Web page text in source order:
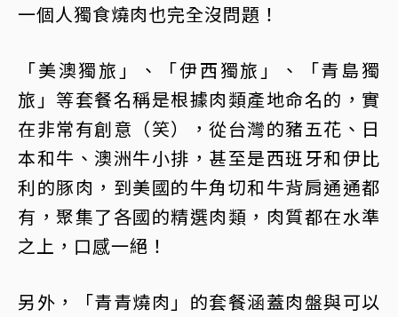
一個人獨食燒肉也完全沒問題！
「美澳獨旅」、「伊西獨旅」、「青島獨
旅」等套餐名稱是根據肉類產地命名的，實
在非常有創意（笑），從台灣的豬五花、日
本和牛、澳洲牛小排，甚至是西班牙和伊比
利的豚肉，到美國的牛角切和牛背肩通通都
有，聚集了各國的精選肉類，肉質都在水準
之上，口感一絕！
另外，「青青燒肉」的套餐涵蓋肉盤與可以